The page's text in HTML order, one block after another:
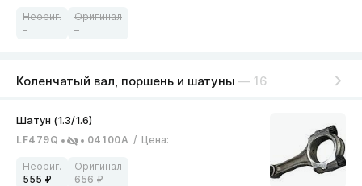
– –
Коленчатый вал, поршень и шатуны — 16
LF479Q 04100A / Цена:
555 656